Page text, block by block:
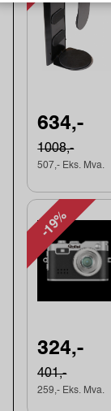
634,-
1008,-
507,- Eks. Mva.
-19%
324,-
401,-
259,- Eks. Mva.